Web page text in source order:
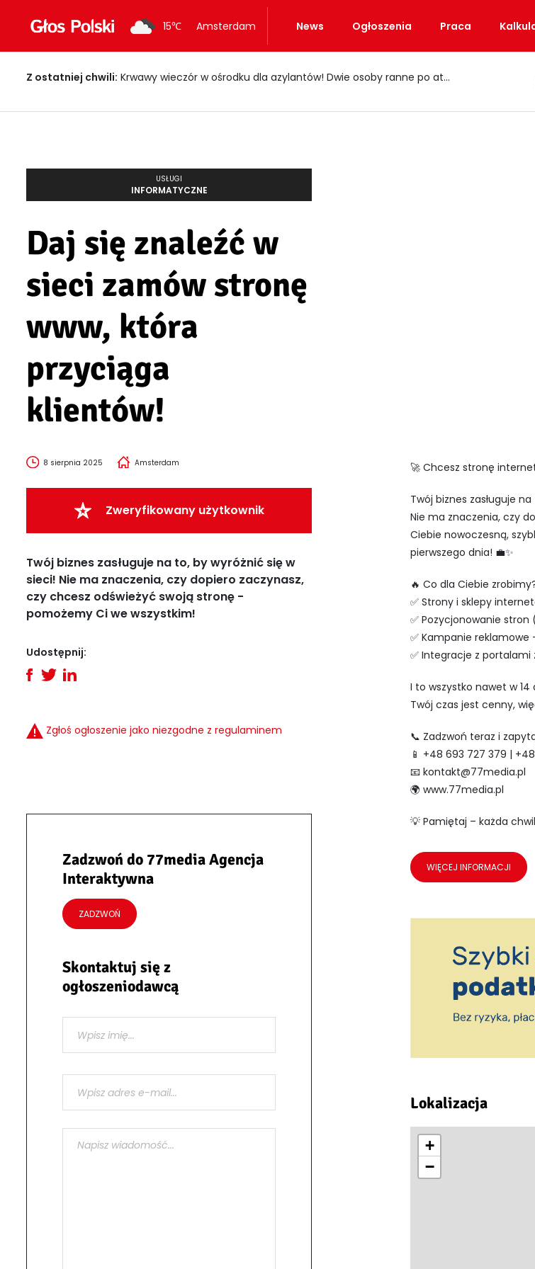
15℃ Amsterdam News Ogłoszenia Praca
Z ostatniej chwili: Krwawy wieczór w ośrodku dla azylantów! Dwie osoby ranne po ataku nożem
USŁUGI
INFORMATYCZNE
Daj się znaleźć w
sieci zamów stronę
www, która
przyciąga
klientów!
8 sierpnia 2025 Amsterdam
Zweryfikowany użytkownik
Twój biznes zasługuje na to, by wyróżnić się w
sieci! Nie ma znaczenia, czy dopiero zaczynasz,
czy chcesz odświeżyć swoją stronę -
pomożemy Ci we wszystkim!
Udostępnij:
Zgłoś ogłoszenie jako niezgodne z regulaminem
Zadzwoń do 77media Agencja
Interaktywna
ZADZWOŃ
Skontaktuj się z
ogłoszeniodawcą
🚀 Chcesz stronę
Twój biznes zasługuje
Nie ma znaczenia, czy
Ciebie nowoczesną,
pierwszego dnia! 💼✨
🔥 Co dla Ciebie
✅ Strony i sklepy
✅ Pozycjonowanie stron
✅ Kampanie reklamowe
✅ Integracje z portalami
I to wszystko nawet w
Twój czas jest cenny,
📞 Zadzwoń teraz i
📱 +48 693 727 379 | +48
📧 kontakt@77media.pl
🌍 www.77media.pl
💡 Pamiętaj – każda
WIĘCEJ INFORMACJI
Lokalizacja
+
−